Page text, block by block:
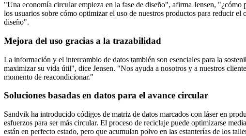
"Una economía circular empieza en la fase de diseño", afirma Jensen,
los usuarios sobre cómo optimizar el uso de nuestros productos para reducir
diseño".
Mejora del uso gracias a la trazabilidad
La información y el intercambio de datos también son esenciales para la
maximizar su vida útil", dice Jensen. "Nos ayuda a nosotros y a nuestros
momento de reacondicionar."
Soluciones basadas en datos para el avance circular
Sandvik ha introducido códigos de matriz de datos marcados con láser en
esfuerzos para ser más circular. El proceso de reciclaje puede optimizarse
están en perfecto estado, pero que acumulan polvo en las estanterías de los